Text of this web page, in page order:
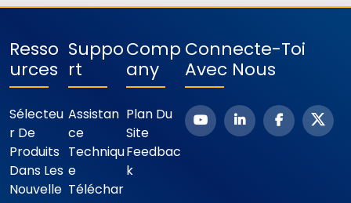
Resso
Urces
Sélecteu
R De
Produits
Dans Les
Nouvelle
Suppo
Rt
Assistan
Ce
Techniqu
E
Téléchar
Comp
Any
Plan Du
Site
Feedbac
K
Connecte-Toi
Avec Nous